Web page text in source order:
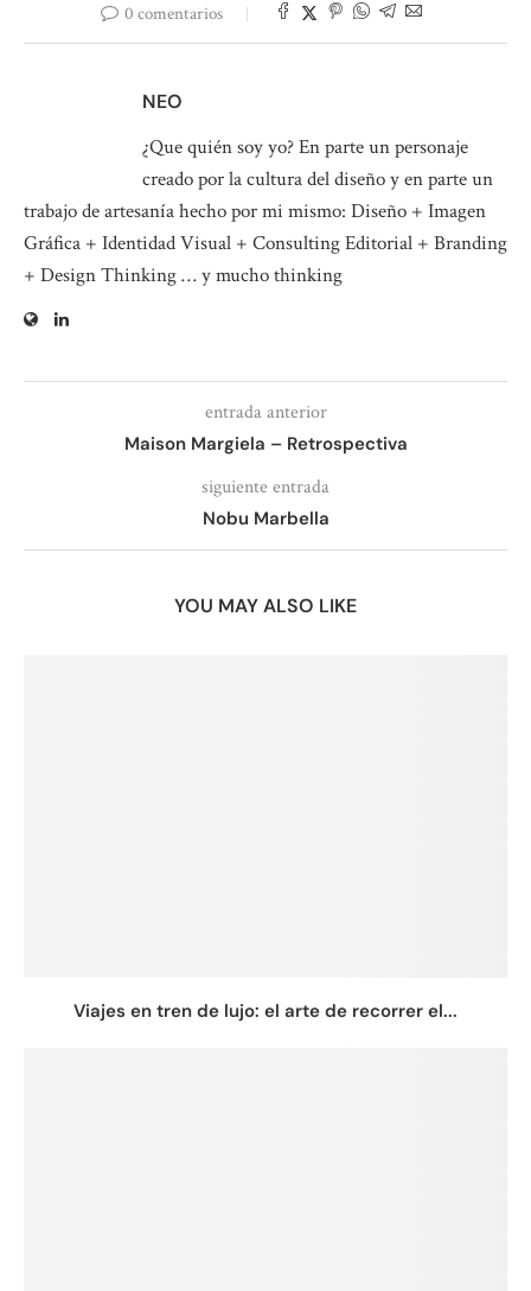
0 comentarios
NEO
¿Que quién soy yo? En parte un personaje
creado por la cultura del diseño y en parte un
trabajo de artesanía hecho por mi mismo: Diseño + Imagen
Gráfica + Identidad Visual + Consulting Editorial + Branding
+ Design Thinking … y mucho thinking
entrada anterior
Maison Margiela – Retrospectiva
siguiente entrada
Nobu Marbella
YOU MAY ALSO LIKE
Viajes en tren de lujo: el arte de recorrer el...